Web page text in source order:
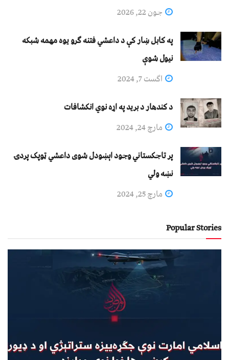
جون 22, 2026
په کابل ښار کې د داعشي فتنه ګرو يوه مهمه شبکه
نيول شوې
اگست 7, 2024
د کندهار د برید په اړه نوي انکشافات
مارچ 24, 2024
پر تاجکستاني وجود اېښودل شوی داعشي ټوپک پردۍ
نښه ولي
مارچ 25, 2024
Popular Stories